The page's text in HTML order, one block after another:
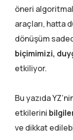
öneri
araçları, hatta
dönüşüm
biçimimizi,
etkiliyor.
Bu yazıda
etkilerini
ve dikkat